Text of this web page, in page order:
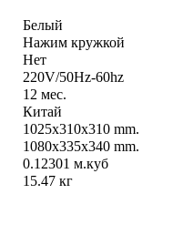
Белый
Нажим кружкой
Нет
220V/50Hz-60hz
12 мес.
Китай
1025x310x310 mm.
1080x335x340 mm.
0.12301 м.куб
15.47 кг